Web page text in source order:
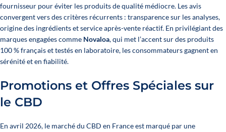
fournisseur pour éviter les produits de qualité médiocre. Les avis
convergent vers des critères récurrents : transparence sur les analyses,
origine des ingrédients et service après-vente réactif. En privilégiant des
marques engagées comme Novaloa, qui met l’accent sur des produits
100 % français et testés en laboratoire, les consommateurs gagnent en
sérénité et en fiabilité.
Promotions et Offres Spéciales sur
le CBD
En avril 2026, le marché du CBD en France est marqué par une